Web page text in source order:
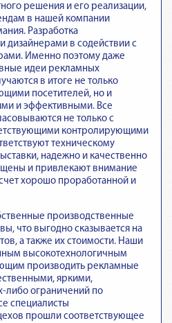
решения и его реализации,
в нашей компании
Разработка
дизайнерами в содействии с
Именно поэтому даже
идеи рекламных
в итоге не только
посетителей, но и
и эффективными. Все
не только с
контролирующими
техническому
надежно и качественно
и привлекают внимание
хорошо проработанной и
производственные
что выгодно сказывается на
а также их стоимости. Наши
высокотехнологичным
производить рекламные
яркими,
либо ограничений по
специалисты
прошли соответствующее